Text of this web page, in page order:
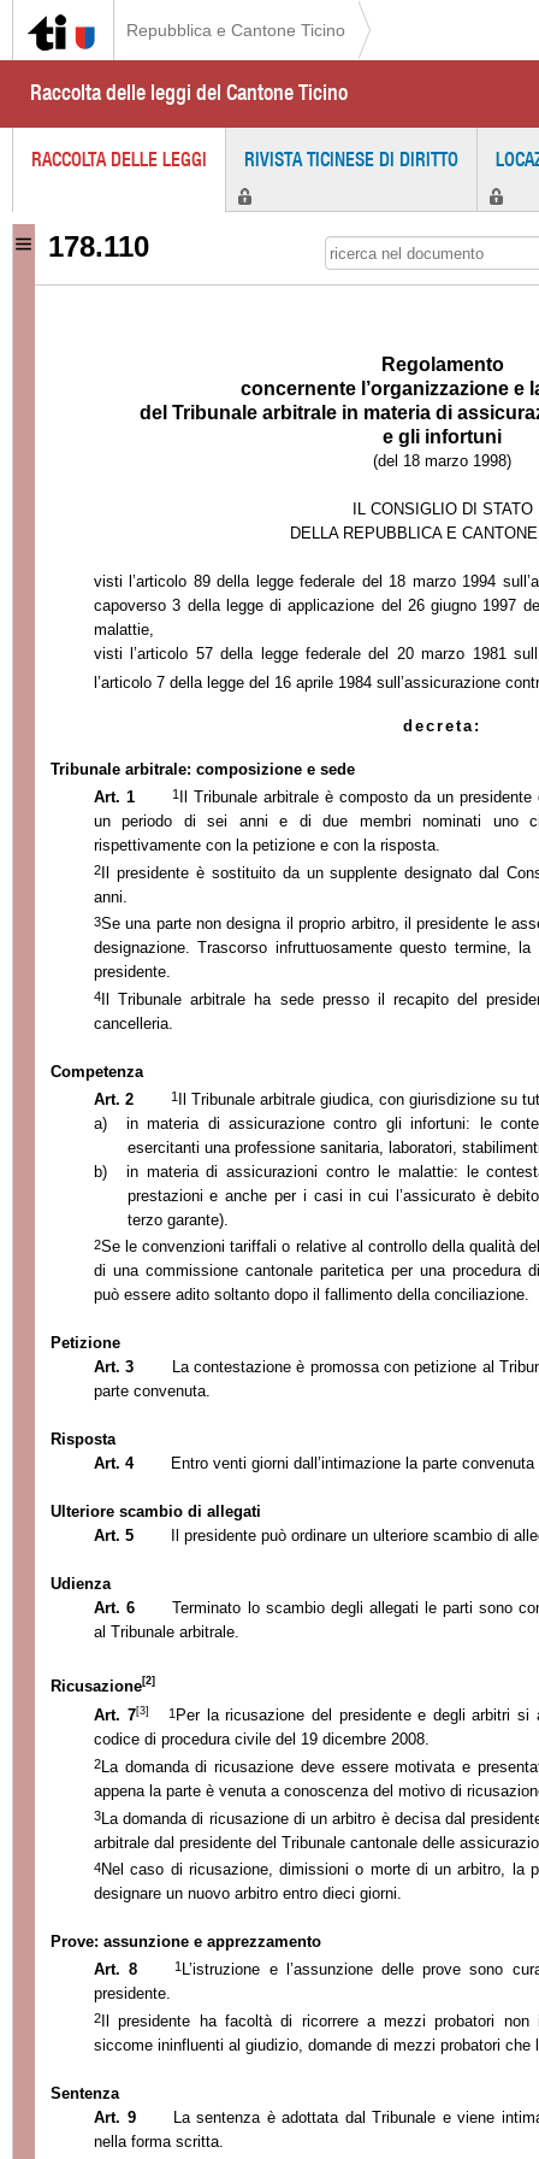
Repubblica e Cantone Ticino
Raccolta delle leggi del Cantone Ticino
RACCOLTA DELLE LEGGI RIVISTA TICINESE DI DIRITTO
178.110
Regolamento
concernente l’organizzazione e
del Tribunale arbitrale in materia di
e gli infortuni
(del 18 marzo 1998)
IL CONSIGLIO DI STATO
DELLA REPUBBLICA E CANTONE
visti l’articolo 89 della legge federale del 18 marzo 1994
capoverso 3 della legge di applicazione del 26 giugno 1997
malattie,
visti l’articolo 57 della legge federale del 20 marzo 1981
l’articolo 7 della legge del 16 aprile 1984 sull’assicurazione
decreta:
Tribunale arbitrale: composizione e sede
Art. 1
1
Il Tribunale arbitrale è composto da un
un periodo di sei anni e di due membri nominati uno
rispettivamente con la petizione e con la risposta.
2
Il presidente è sostituito da un supplente designato dal
anni.
3Se una parte non designa il proprio arbitro, il presidente le
designazione. Trascorso infruttuosamente questo termine, la
presidente.
4
Il Tribunale arbitrale ha sede presso il recapito del
cancelleria.
Competenza
Art. 2
1 Il Tribunale arbitrale giudica, con giurisdizione su
a)
in materia di assicurazione contro gli infortuni: le
esercitanti una professione sanitaria, laboratori,
b)
in materia di assicurazioni contro le malattie: le
prestazioni e anche per i casi in cui l’assicurato è
terzo garante).
2Se le convenzioni tariffali o relative al controllo della qualità
di una commissione cantonale paritetica per una procedura
può essere adito soltanto dopo il fallimento della conciliazione.
Petizione
Art. 3
La contestazione è promossa con petizione al
parte convenuta.
Risposta
Art. 4
Entro venti giorni dall’intimazione la parte
Ulteriore scambio di allegati
Art. 5
Il presidente può ordinare un ulteriore scambio di
Udienza
Art. 6
Terminato lo scambio degli allegati le parti sono
al Tribunale arbitrale.
Ricusazione[2]
Art. 7[3] 1 Per la ricusazione del presidente e degli arbitri si
codice di procedura civile del 19 dicembre 2008.
2 La domanda di ricusazione deve essere motivata e
appena la parte è venuta a conoscenza del motivo di
3La domanda di ricusazione di un arbitro è decisa dal
arbitrale dal presidente del Tribunale cantonale delle
4Nel caso di ricusazione, dimissioni o morte di un arbitro, la
designare un nuovo arbitro entro dieci giorni.
Prove: assunzione e apprezzamento
Art. 8
1 L’istruzione e l’assunzione delle prove sono
presidente.
2Il presidente ha facoltà di ricorrere a mezzi probatori
siccome ininfluenti al giudizio, domande di mezzi probatori che
Sentenza
Art. 9
La sentenza è adottata dal Tribunale e viene
nella forma scritta.